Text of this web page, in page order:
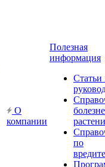
О
компании
Полезная
информация
Статьи
по